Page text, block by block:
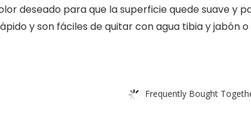
deseado para que la superficie quede suave y
y son fáciles de quitar con agua tibia y jabón
Frequently Bought